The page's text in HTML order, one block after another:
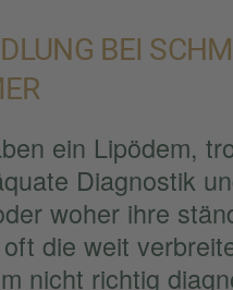
BEI
ein Lipödem,
Diagnos­tik
woher ihre
die weit
nicht richtig